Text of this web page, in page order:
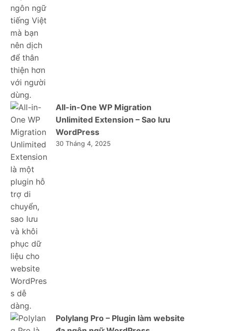
All-in-One WP Migration
Unlimited Extension – Sao lưu
WordPress
30 Tháng 4, 2025
Polylang Pro – Plugin làm website